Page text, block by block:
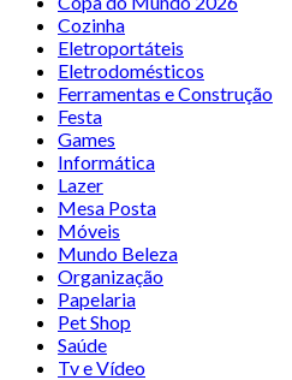
Cozinha
Eletroportáteis
Eletrodomésticos
Ferramentas e Construção
Festa
Games
Informática
Lazer
Mesa Posta
Móveis
Mundo Beleza
Organização
Papelaria
Pet Shop
Saúde
Tv e Vídeo